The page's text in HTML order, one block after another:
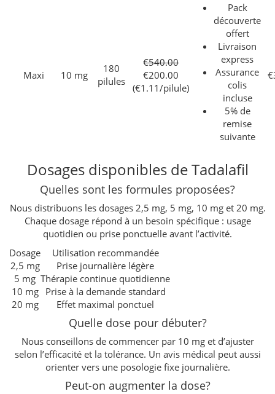
Maxi 10 mg
180
pilules
€540.00
€200.00
(€1.11/pilule)
Pack
découverte
offert
Livraison
express
Assurance
colis
incluse
5% de
remise
suivante
Dosages disponibles de Tadalafil
Quelles sont les formules proposées?
Nous distribuons les dosages 2,5 mg, 5 mg, 10 mg et 20 mg.
Chaque dosage répond à un besoin spécifique : usage
quotidien ou prise ponctuelle avant l’activité.
Dosage
Utilisation recommandée
2,5 mg
Prise journalière légère
5 mg Thérapie continue quotidienne
10 mg
Prise à la demande standard
20 mg
Effet maximal ponctuel
Quelle dose pour débuter?
Nous conseillons de commencer par 10 mg et d’ajuster
selon l’efficacité et la tolérance. Un avis médical peut aussi
orienter vers une posologie fixe journalière.
Peut-on augmenter la dose?